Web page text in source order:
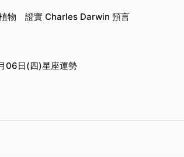
物 證實 Charles Darwin 預言
06日(四)星座運勢